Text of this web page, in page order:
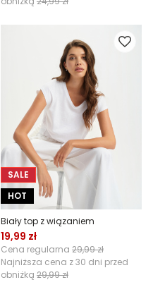
SALE
HOT
Biały top z wiązaniem
19,99 zł
Cena regularna 29,99 zł
Najniższa cena z 30 dni przed
obniżką 29,99 zł